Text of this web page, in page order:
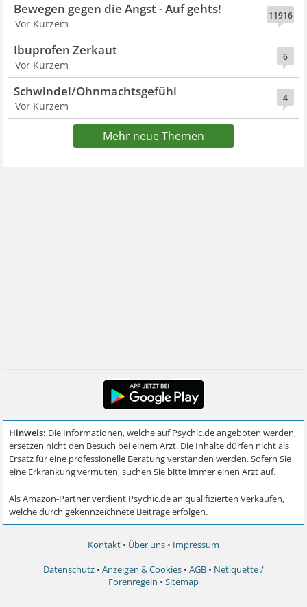
11916
Bewegen gegen die Angst - Auf gehts!
Vor Kurzem
6
Ibuprofen Zerkaut
Vor Kurzem
4
Schwindel/Ohnmachtsgefühl
Vor Kurzem
Mehr neue Themen
Kontakt • Über uns • Impressum
Datenschutz • Anzeigen & Cookies • AGB • Netiquette /
Forenregeln • Sitemap